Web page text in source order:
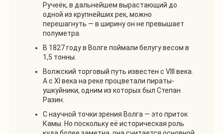
Ручеёк, в дальнейшем вырастающий до
одной из крупнейших рек, можно
перешагнуть — в ширину он не превышает
полуметра.
В 1827 году в Волге поймали белугу весом в
1,5 тонны.
Волжский торговый путь известен с VIII века.
А с XI века на реке процветали пираты-
ушкуйники, одним из которых был Степан
Разин.
С научной точки зрения Волга — это приток
Камы. Но поскольку её историческая роль